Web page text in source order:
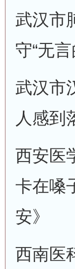
武汉市
守“无言
武汉市
人感到
西安医
卡在嗓
安》
西南医